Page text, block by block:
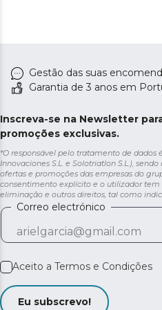
Gestão das suas
Garantia de 3 anos em
Inscreva-se na Newsletter
promoções exclusivas.
*O responsável pelo tratamento de dados
Innovaciones S.L. e Solotriatlon S.L.),
ofertas e promoções das empresas do
consentimento explícito e o utilizador tem
eliminação e outros direitos, tal como
Correo electrónico
Aceito a Termos e Condições
Eu subscrevo!